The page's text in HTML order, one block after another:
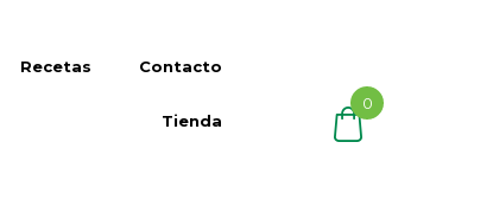
Recetas Contacto
Tienda
0